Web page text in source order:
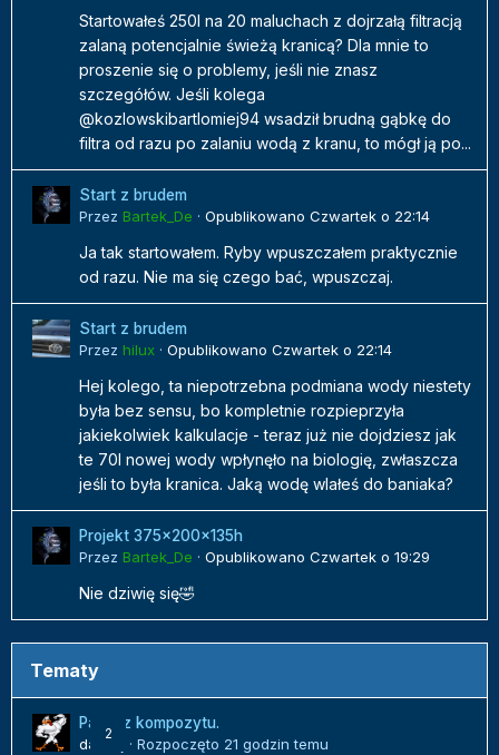
Startowałeś 250l na 20 maluchach z dojrzałą filtracją
zalaną potencjalnie świeżą kranicą? Dla mnie to
proszenie się o problemy, jeśli nie znasz
szczegółów. Jeśli kolega
@kozlowskibartlomiej94 wsadził brudną gąbkę do
filtra od razu po zalaniu wodą z kranu, to mógł ją po...
Start z brudem
Przez Bartek_De · Opublikowano Czwartek o 22:14
Ja tak startowałem. Ryby wpuszczałem praktycznie
od razu. Nie ma się czego bać, wpuszczaj.
Start z brudem
Przez hilux · Opublikowano Czwartek o 22:14
Hej kolego, ta niepotrzebna podmiana wody niestety
była bez sensu, bo kompletnie rozpieprzyła
jakiekolwiek kalkulacje - teraz już nie dojdziesz jak
te 70l nowej wody wpłynęło na biologię, zwłaszcza
jeśli to była kranica. Jaką wodę wlałeś do baniaka?
Projekt 375x200x135h
Przez Bartek_De · Opublikowano Czwartek o 19:29
Nie dziwię się🤣
Tematy
2
Panel z kompozytu.
danielj
· Rozpoczęto 21 godzin temu